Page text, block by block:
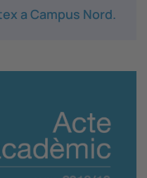
a Campus Nord.